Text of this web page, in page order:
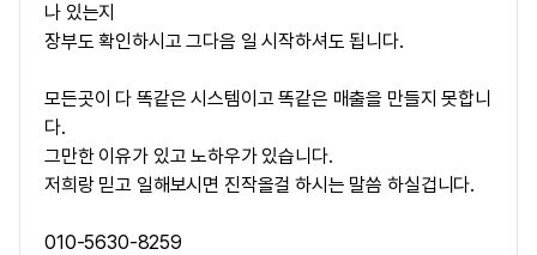
나 있는지
장부도 확인하시고 그다음 일 시작하셔도 됩니다.
모든곳이 다 똑같은 시스템이고 똑같은 매출을 만들지 못합니
다.
그만한 이유가 있고 노하우가 있습니다.
저희랑 믿고 일해보시면 진작올걸 하시는 말씀 하실겁니다.
010-5630-8259